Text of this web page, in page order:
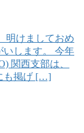
明けましておめ
いします。 今年
関西支部は、
も掲げ […]